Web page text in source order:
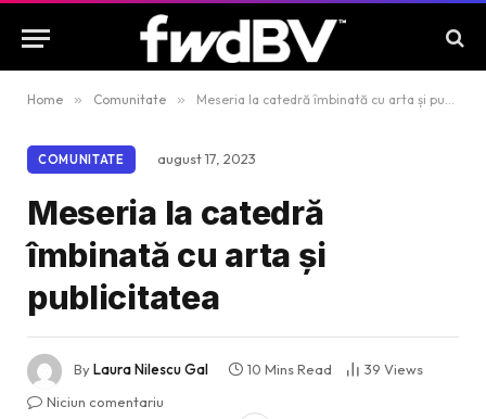
Home » Comunitate » Meseria la catedră îmbinată cu arta și publicitatea
COMUNITATE august 17, 2023
Meseria la catedră
îmbinată cu arta și
publicitatea
ByLaura Nilescu Gal 10 Mins Read 39 Views
Niciun comentariu